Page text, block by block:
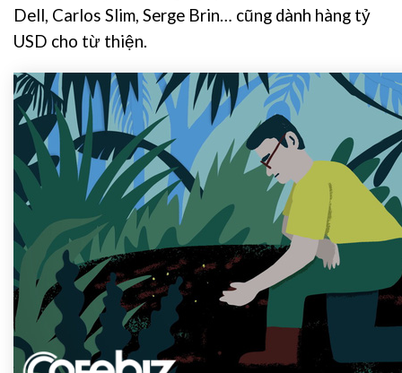
Dell, Carlos Slim, Serge Brin… cũng dành hàng tỷ
USD cho từ thiện.